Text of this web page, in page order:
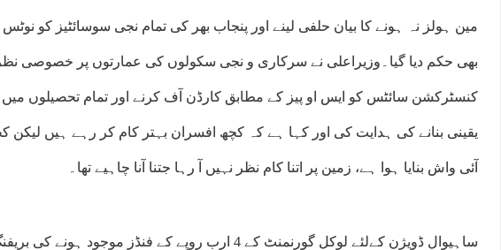
مین ہولز نہ ہونے کا بیان حلفی لینے اور پنجاب بھر کی تمام نجی سوسائٹیز کو
بھی حکم دیا گیا۔وزیراعلی نے سرکاری و نجی سکولوں کی عمارتوں پر خصوصی نظر
کنسٹرکشن سائٹس کو ایس او پیز کے مطابق کارڈن آف کرنے اور تمام تحصیلوں میں
یقینی بنانے کی ہدایت کی اور کہا ہے کہ کچھ افسران بہتر کام کر رہے ہیں
آئی واش بنایا ہوا ہے، زمین پر اتنا کام نظر نہیں آ رہا جتنا آنا چاہیے تھا۔
ساہیوال ڈویژن کےلئے لوکل گورنمنٹ کے 4 ارب روپے کے فنڈز موجود